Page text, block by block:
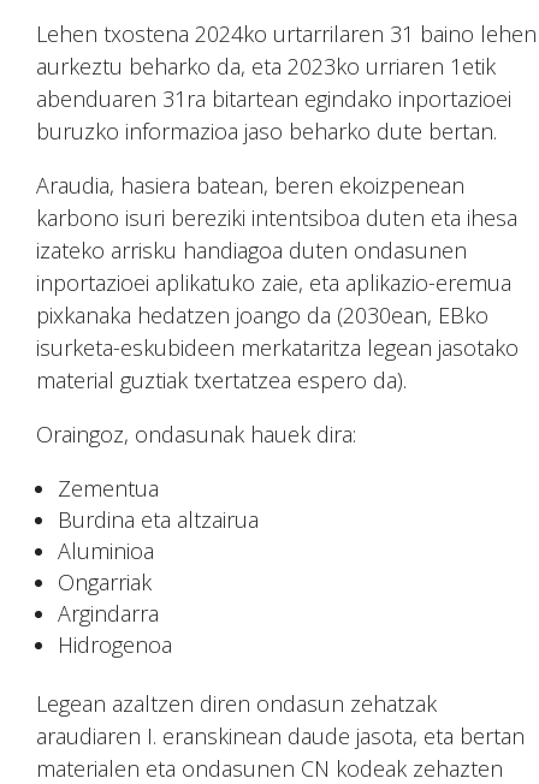
Lehen txostena 2024ko urtarrilaren 31 baino lehen
aurkeztu beharko da, eta 2023ko urriaren 1etik
abenduaren 31ra bitartean egindako inportazioei
buruzko informazioa jaso beharko dute bertan.
Araudia, hasiera batean, beren ekoizpenean
karbono isuri bereziki intentsiboa duten eta ihesa
izateko arrisku handiagoa duten ondasunen
inportazioei aplikatuko zaie, eta aplikazio-eremua
pixkanaka hedatzen joango da (2030ean, EBko
isurketa-eskubideen merkataritza legean jasotako
material guztiak txertatzea espero da).
Oraingoz, ondasunak hauek dira:
Zementua
Burdina eta altzairua
Aluminioa
Ongarriak
Argindarra
Hidrogenoa
Legean azaltzen diren ondasun zehatzak
araudiaren I. eranskinean daude jasota, eta bertan
materialen eta ondasunen CN kodeak zehazten